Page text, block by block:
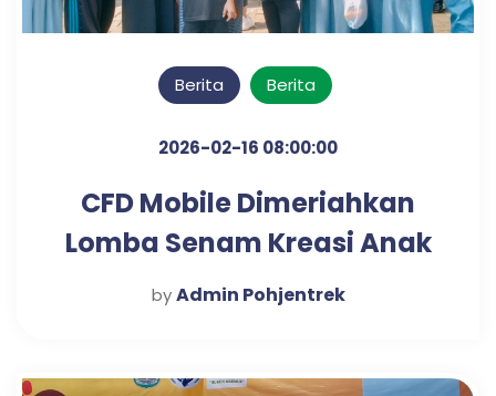
Berita Berita
2026-02-16 08:00:00
CFD Mobile Dimeriahkan
Lomba Senam Kreasi Anak
di Desa Warungdowo
by Admin Pohjentrek